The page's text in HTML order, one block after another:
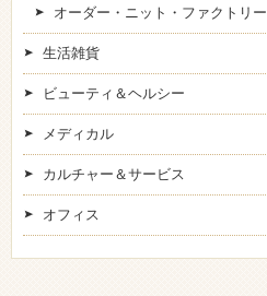
オーダー・ニット・ファクトリー
生活雑貨
ビューティ＆ヘルシー
メディカル
カルチャー＆サービス
オフィス